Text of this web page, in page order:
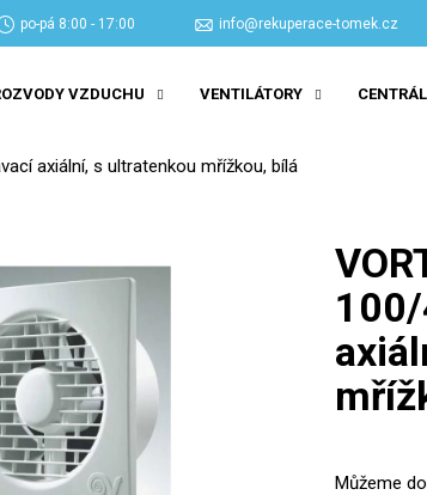
po-pá 8:00 - 17:00 info@rekuperace-tomek.cz
VZDUCHU VENTILÁTORY
axiální, s ultratenkou mřížkou, bílá
Můžeme
Doporučujeme